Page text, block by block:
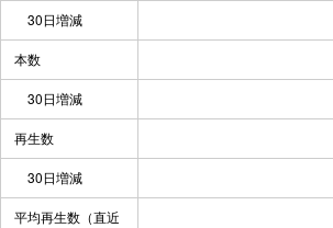
30日増減
本数
30日増減
再生数
30日増減
平均再生数（直近